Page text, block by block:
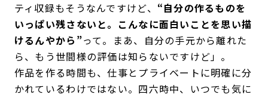
ティ収録もそうなんですけど、 “自分の作るものを
いっぱい残さないと。こんなに面白いことを思い描
けるんやから”って。まあ、自分の手元から離れた
ら、もう世間様の評価は知らないですけど」。
作品を作る時間も、仕事とプライベートに明確に分
かれているわけではない。四六時中、いつでも気に